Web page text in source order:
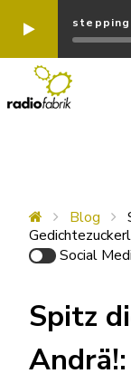
Blog
Social
Spitz